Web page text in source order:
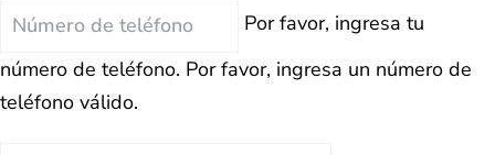
Teléfono
Por favor, ingresa tu
número de teléfono. Por favor, ingresa un número de
teléfono válido.